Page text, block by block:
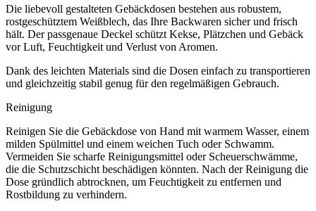
Die liebevoll gestalteten Gebäckdosen bestehen aus robustem,
rostgeschütztem Weißblech, das Ihre Backwaren sicher und frisch
hält. Der passgenaue Deckel schützt Kekse, Plätzchen und Gebäck
vor Luft, Feuchtigkeit und Verlust von Aromen.
Dank des leichten Materials sind die Dosen einfach zu transportieren
und gleichzeitig stabil genug für den regelmäßigen Gebrauch.
Reinigung
Reinigen Sie die Gebäckdose von Hand mit warmem Wasser, einem
milden Spülmittel und einem weichen Tuch oder Schwamm.
Vermeiden Sie scharfe Reinigungsmittel oder Scheuerschwämme,
die die Schutzschicht beschädigen könnten. Nach der Reinigung die
Dose gründlich abtrocknen, um Feuchtigkeit zu entfernen und
Rostbildung zu verhindern.